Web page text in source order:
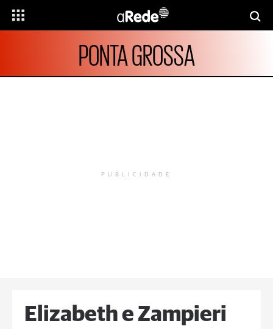
PONTA GROSSA
PUBLICIDADE
Elizabeth e Zampieri